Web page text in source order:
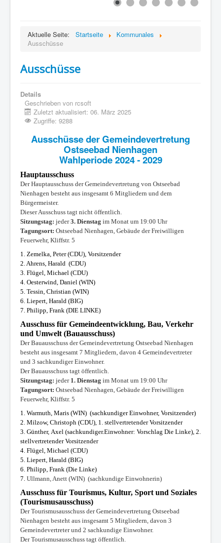
Aktuelle Seite: Startseite
Kommunales
Ausschüsse
Ausschüsse
Details
Geschrieben von rcsoft
Zuletzt aktualisiert: 06. März 2025
Zugriffe: 9288
Ausschüsse der Gemeindevertretung
Ostseebad Nienhagen
Wahlperiode 2024 - 2029
Hauptausschuss
Der Hauptausschuss der Gemeindevertretung von Ostseebad
Nienhagen besteht aus insgesamt 6 Mitgliedern und dem
Bürgermeister.
Dieser Ausschuss tagt nicht öffentlich.
Sitzungstag: jeder3. Dienstag im Monat um 19:00 Uhr
Tagungsort: Ostseebad Nienhagen, Gebäude der Freiwilligen
Feuerwehr, Kliffstr. 5
1. Zemelka, Peter (CDU) , Vorsitzender
2. Ahrens , Harald (CDU)
3. Flügel, Michael (CDU)
4. Oesterwind , Daniel (WIN)
5. Tessin, Christian (WIN)
6. Liepert , Harald (BIG)
7. Philipp, Frank (DIE LINKE)
Ausschuss für Gemeindeentwicklung, Bau, Verkehr
und Umwelt (Bauausschuss)
Der Bauausschuss der Gemeindevertretung Ostseebad Nienhagen
besteht aus insgesamt 7 Mitgliedern, davon 4 Gemeindevertreter
und 3 sachkundiger Einwohner.
Der Bauausschuss tagt öffentlich.
Sitzungstag: jeder 1. Dienstag im Monat um 19:00 Uhr
Tagungsort: Ostseebad Nienhagen Gebäude der Freiwilligen
Feuerwehr, Kliffstr. 5
1. Warmuth , Maris (WIN) (sachkundiger Einwohner, Vorsitzender)
2. Milzow, Christoph (CDU), 1. stellvertretender Vorsitzender
3. Günther, Axel (sachkundiger.Einwohner: Vorschlag Die Linke), 2
stellvertretender Vorsitzender
4. Flügel Michael (CDU)
5. Liepert, Harald (BIG)
6. Philipp Frank (Die Linke)
7. Ullmann , Anett (WIN) (sachkundige Einwohnerin)
Ausschuss für Tourismus, Kultur, Sport und Soziales
(Tourismusausschuss)
Der Tourismusausschuss der Gemeindevertretung Ostseebad
Nienhagen besteht aus insgesamt 5 Mitgliedern, davon 3
Gemeindevertreter und 2 sachkundige Einwohner.
Der Tourismusausschuss tagt öffentlich.